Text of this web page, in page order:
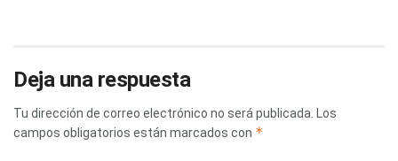
Deja una respuesta
Tu dirección de correo electrónico no será publicada.
Los
campos obligatorios están marcados con *